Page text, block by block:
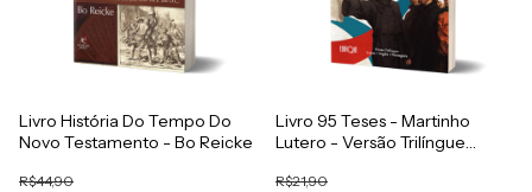
Livro História Do Tempo Do
Novo Testamento - Bo Reicke
R$44,90
Livro 95 Teses - Martinho
Lutero - Versão Trilíngue
R$21,90